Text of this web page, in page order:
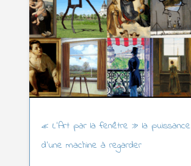
« L’Art par la fenêtre » la puissance
d’une machine à regarder